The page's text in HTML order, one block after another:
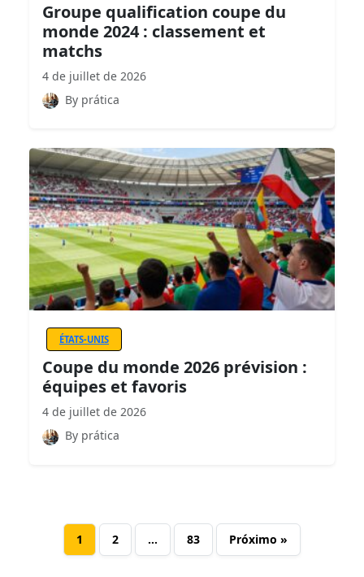
Groupe qualification coupe du
monde 2024 : classement et
matchs
4 de juillet de 2026
By prática
ÉTATS-UNIS
Coupe du monde 2026 prévision :
équipes et favoris
4 de juillet de 2026
By prática
1 2 … 83 Próximo »